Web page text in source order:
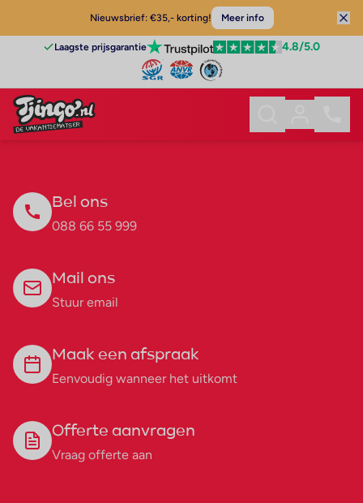
Nieuwsbrief: €35,- korting! Meer info
Laagste prijsgarantie 4.8/5.0
Bel ons
088 66 55 999
Mail ons
Stuur email
Maak een afspraak
Eenvoudig wanneer het uitkomt
Offerte aanvragen
Vraag offerte aan